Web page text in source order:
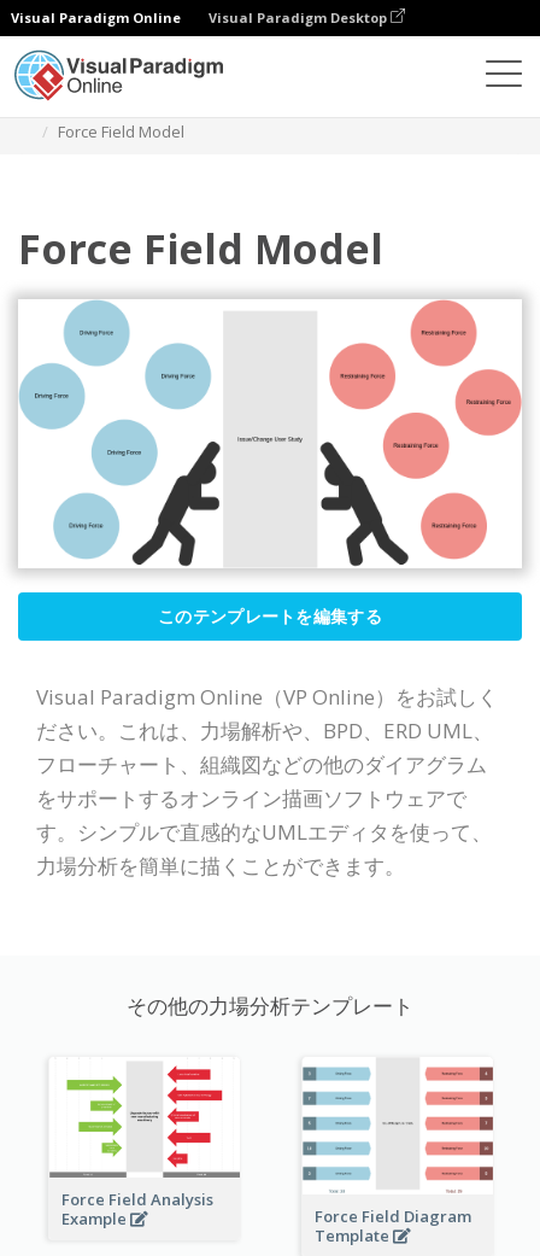
Visual Paradigm Online Visual Paradigm Desktop
Force Field Model
Force Field Model
このテンプレートを編集する
Visual Paradigm Online（VP Online）をお試しく
ださい。これは、力場解析や、BPD、ERD UML、
フローチャート、組織図などの他のダイアグラム
をサポートするオンライン描画ソフトウェアで
す。シンプルで直感的なUMLエディタを使って、
力場分析を簡単に描くことができます。
その他の力場分析テンプレート
Force Field Analysis
Example
Force Field Diagram
Template